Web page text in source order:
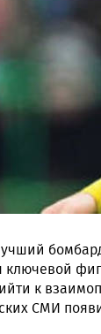
ключевой
к
СМИ